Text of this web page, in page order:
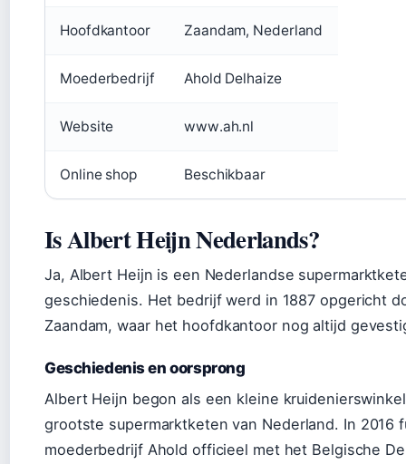
Hoofdkantoor Zaandam, Nederland
Moederbedrijf Ahold Delhaize
Website www.ah.nl
Online shop Beschikbaar
Is Albert Heijn Nederlands?
Ja, Albert Heijn is een Nederlandse
geschiedenis. Het bedrijf werd in 1887 opgericht
Zaandam, waar het hoofdkantoor nog altijd
Geschiedenis en oorsprong
Albert Heijn begon als een kleine
grootste supermarktketen van Nederland. In 2016
moederbedrijf Ahold officieel met het Belgische